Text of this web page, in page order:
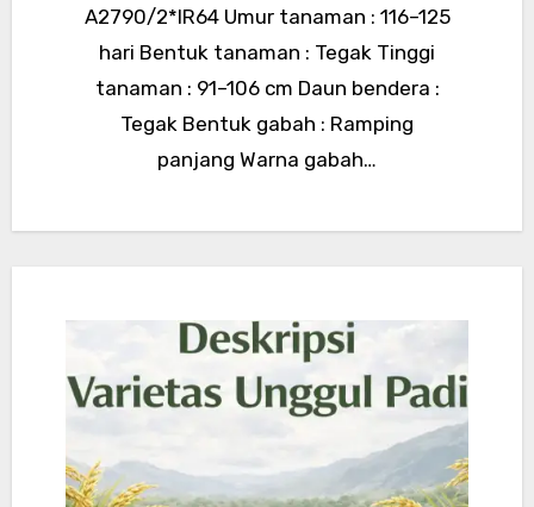
A2790/2*IR64 Umur tanaman : 116–125
hari Bentuk tanaman : Tegak Tinggi
tanaman : 91–106 cm Daun bendera :
Tegak Bentuk gabah : Ramping
panjang Warna gabah…